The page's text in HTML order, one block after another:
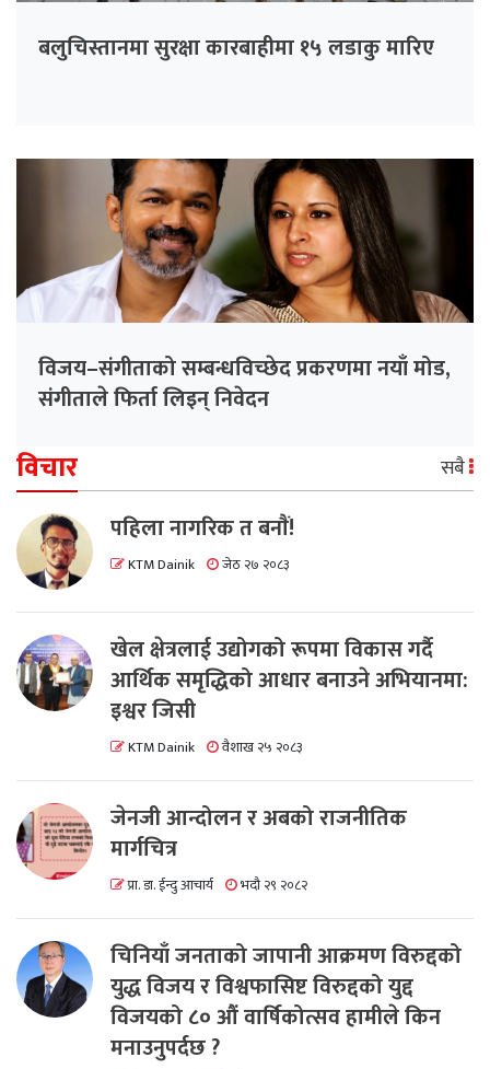
बलुचिस्तानमा सुरक्षा कारबाहीमा १५ लडाकु मारिए
विजय–संगीताको सम्बन्धविच्छेद प्रकरणमा नयाँ मोड,
संगीता‍ले फिर्ता लिइन् निवेदन
विचार सबै
पहिला नागरिक त बनाैं!
KTM Dainik जेठ २७ २०८३
खेल क्षेत्रलाई उद्योगको रूपमा विकास गर्दै
आर्थिक समृद्धिको आधार बनाउने अभियानमा:
इश्वर जिसी
KTM Dainik वैशाख २५ २०८३
जेनजी आन्दोलन र अबको राजनीतिक
मार्गचित्र
प्रा. डा. ईन्दु आचार्य भदौ २९ २०८२
चिनियाँ जनताको जापानी आक्रमण विरुद्दको
युद्ध विजय र विश्वफासिष्ट विरुद्दको युद्द
विजयको ८० औं वार्षिकोत्सव हामीले किन
मनाउनुपर्दछ ?